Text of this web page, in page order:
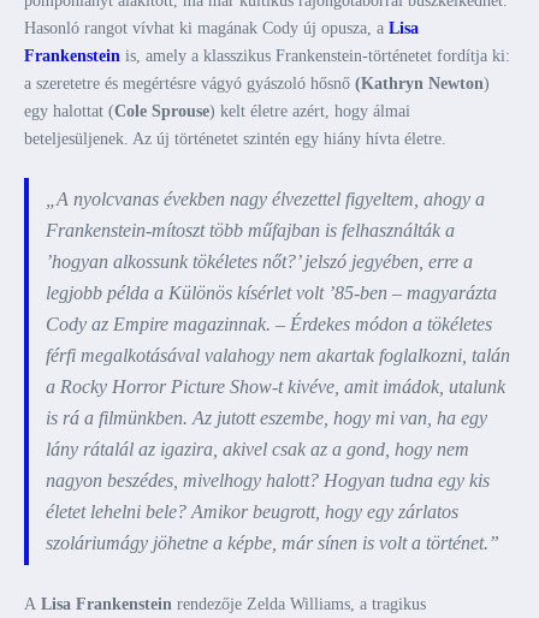
Hasonló rangot vívhat ki magának Cody új opusza, a Lisa
Frankenstein is, amely a klasszikus Frankenstein-történetet fordítja ki:
a szeretetre és megértésre vágyó gyászoló hősnő (Kathryn Newton)
egy halottat (Cole Sprouse) kelt életre azért, hogy álmai
beteljesüljenek. Az új történetet szintén egy hiány hívta életre.
„A nyolcvanas években nagy élvezettel figyeltem, ahogy a
Frankenstein-mítoszt több műfajban is felhasználták a
’hogyan alkossunk tökéletes nőt?’ jelszó jegyében, erre a
legjobb példa a Különös kísérletvolt ’85-ben – magyarázta
Cody az Empire magazinnak. – Érdekes módon a tökéletes
férfi megalkotásával valahogy nem akartak foglalkozni, talán
a Rocky Horror Picture Show-t kivéve, amit imádok, utalunk
is rá a filmünkben. Az jutott eszembe, hogy mi van, ha egy
lány rátalál az igazira, akivel csak az a gond, hogy nem
nagyon beszédes, mivelhogy halott? Hogyan tudna egy kis
életet lehelni bele? Amikor beugrott, hogy egy zárlatos
szoláriumágy jöhetne a képbe, már sínen is volt a történet.”
A Lisa Frankenstein rendezője Zelda Williams, a tragikus